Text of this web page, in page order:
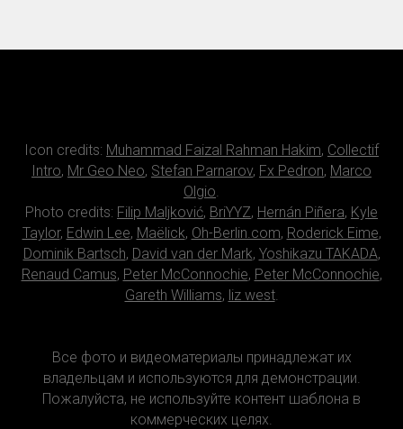
Icon credits: Muhammad Faizal Rahman Hakim, Collectif
Intro, Mr Geo Neo, Stefan Parnarov, Fx Pedron, Marco
Olgio.
Photo credits: Filip Maljković, BriYYZ, Hernán Piñera, Kyle
Taylor, Edwin Lee, Maëlick, Oh-Berlin.com, Roderick Eime,
Dominik Bartsch, David van der Mark, Yoshikazu TAKADA,
Renaud Camus, Peter McConnochie, Peter McConnochie,
Gareth Williams, liz west.
Все фото и видеоматериалы принадлежат их
владельцам и используются для демонстрации.
Пожалуйста, не используйте контент шаблона в
коммерческих целях.